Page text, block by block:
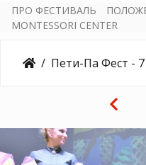
ПРО ФЕСТИВАЛЬ
MONTESSORI CENTER
Пети-Па Фест - 7